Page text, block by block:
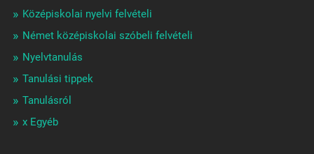
Középiskolai nyelvi felvételi
Német középiskolai szóbeli felvételi
Nyelvtanulás
Tanulási tippek
Tanulásról
x Egyéb